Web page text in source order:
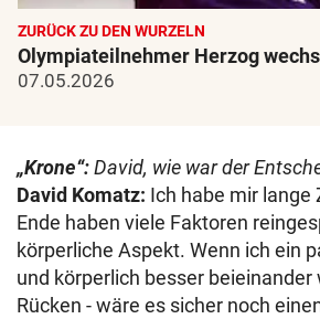
ZURÜCK ZU DEN WURZELN
Olympiateilnehmer Herzog
07.05.2026
„Krone“:David, wie war der
David Komatz: Ich habe mir lange
Ende haben viele Faktoren
körperliche Aspekt. Wenn ich ein
und körperlich besser
Rücken - wäre es sicher noch